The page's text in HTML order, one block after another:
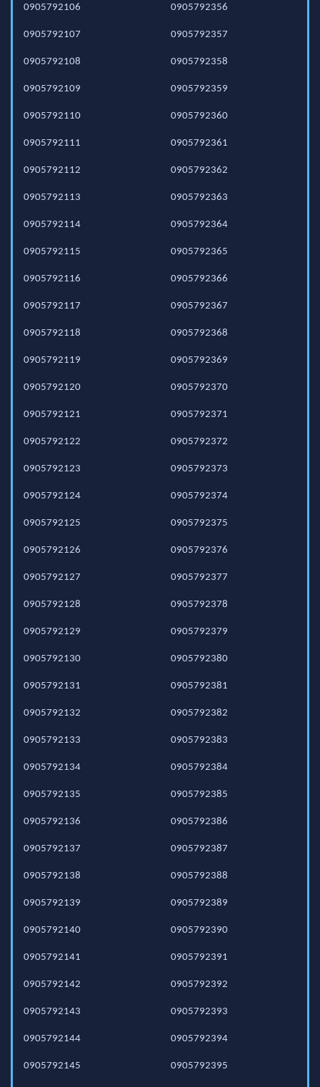
0905792106
0905792107
0905792108
0905792109
0905792110
0905792111
0905792112
0905792113
0905792114
0905792115
0905792116
0905792117
0905792118
0905792119
0905792120
0905792121
0905792122
0905792123
0905792124
0905792125
0905792126
0905792127
0905792128
0905792129
0905792130
0905792131
0905792132
0905792133
0905792134
0905792135
0905792136
0905792137
0905792138
0905792139
0905792140
0905792141
0905792142
0905792143
0905792144
0905792145
0905792356
0905792357
0905792358
0905792359
0905792360
0905792361
0905792362
0905792363
0905792364
0905792365
0905792366
0905792367
0905792368
0905792369
0905792370
0905792371
0905792372
0905792373
0905792374
0905792375
0905792376
0905792377
0905792378
0905792379
0905792380
0905792381
0905792382
0905792383
0905792384
0905792385
0905792386
0905792387
0905792388
0905792389
0905792390
0905792391
0905792392
0905792393
0905792394
0905792395